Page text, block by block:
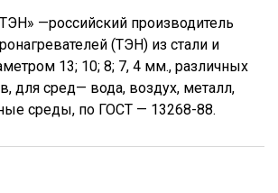
—российский производитель
(ТЭН) из стали и
13; 10; 8; 7, 4 мм., различных
для сред— вода, воздух, металл,
среды, по ГОСТ — 13268-88.